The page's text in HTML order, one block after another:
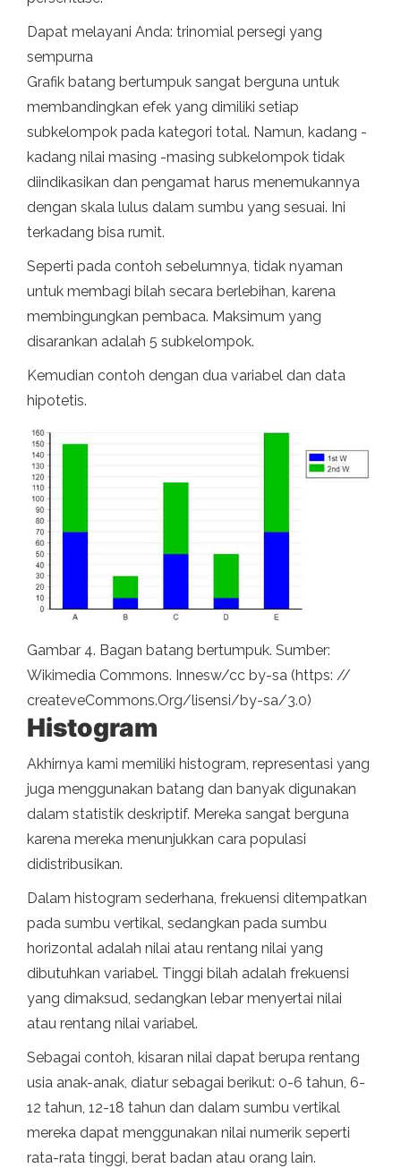
Dapat melayani Anda: trinomial persegi yang
sempurna
Grafik batang bertumpuk sangat berguna untuk
membandingkan efek yang dimiliki setiap
subkelompok pada kategori total. Namun, kadang -
kadang nilai masing -masing subkelompok tidak
diindikasikan dan pengamat harus menemukannya
dengan skala lulus dalam sumbu yang sesuai. Ini
terkadang bisa rumit.
Seperti pada contoh sebelumnya, tidak nyaman
untuk membagi bilah secara berlebihan, karena
membingungkan pembaca. Maksimum yang
disarankan adalah 5 subkelompok.
Kemudian contoh dengan dua variabel dan data
hipotetis.
Gambar 4. Bagan batang bertumpuk. Sumber:
Wikimedia Commons. Innesw/cc by-sa (https: //
createveCommons.Org/lisensi/by-sa/3.0)
Histogram
Akhirnya kami memiliki histogram, representasi yang
juga menggunakan batang dan banyak digunakan
dalam statistik deskriptif. Mereka sangat berguna
karena mereka menunjukkan cara populasi
didistribusikan.
Dalam histogram sederhana, frekuensi ditempatkan
pada sumbu vertikal, sedangkan pada sumbu
horizontal adalah nilai atau rentang nilai yang
dibutuhkan variabel. Tinggi bilah adalah frekuensi
yang dimaksud, sedangkan lebar menyertai nilai
atau rentang nilai variabel.
Sebagai contoh, kisaran nilai dapat berupa rentang
usia anak-anak, diatur sebagai berikut: 0-6 tahun, 6-
12 tahun, 12-18 tahun dan dalam sumbu vertikal
mereka dapat menggunakan nilai numerik seperti
rata-rata tinggi, berat badan atau orang lain.